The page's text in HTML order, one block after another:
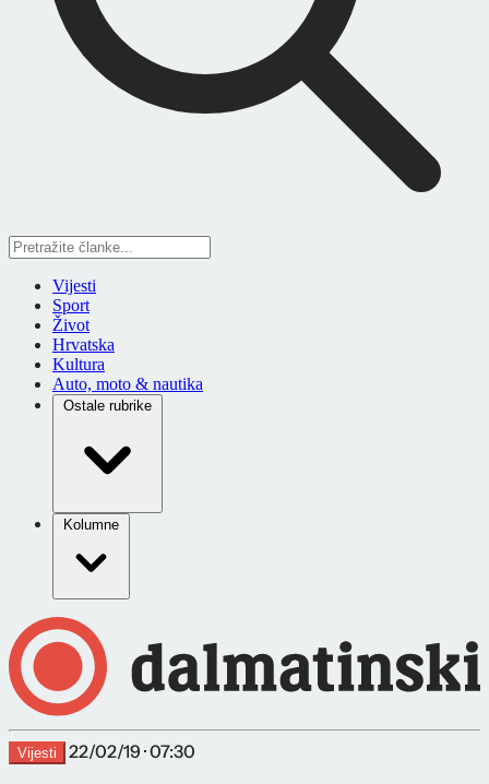
Vijesti
Sport
Život
Hrvatska
Kultura
Auto, moto & nautika
Ostale rubrike
Kolumne
Vijesti 22/02/19 · 07:30